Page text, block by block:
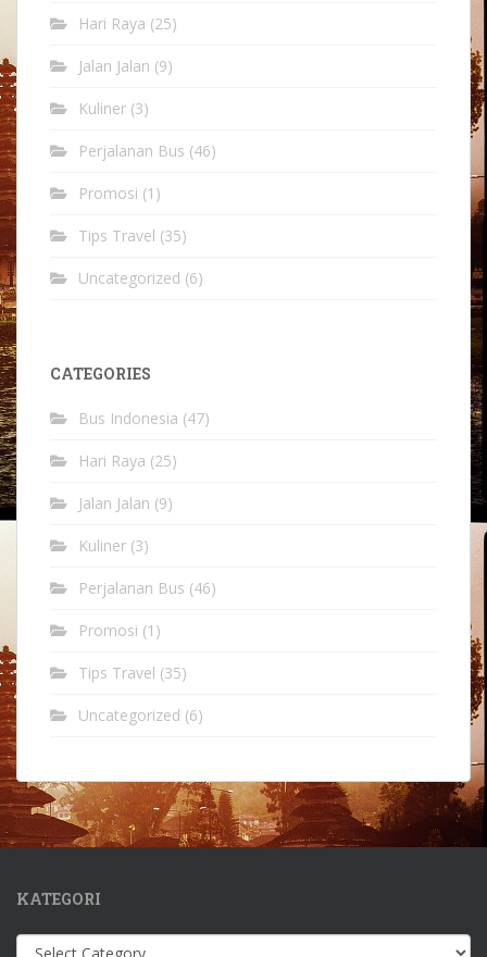
Hari Raya (25)
Jalan Jalan (9)
Kuliner (3)
Perjalanan Bus (46)
Promosi (1)
Tips Travel (35)
Uncategorized (6)
CATEGORIES
Bus Indonesia (47)
Hari Raya (25)
Jalan Jalan (9)
Kuliner (3)
Perjalanan Bus (46)
Promosi (1)
Tips Travel (35)
Uncategorized (6)
KATEGORI
Kategori